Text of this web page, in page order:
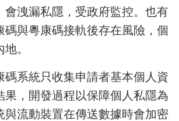
會洩漏私隱，受政府監控。也有
碼與粵康碼接軌後存在風險，個
。
碼系統只收集申請者基本個人資
果，開發過程以保障個人私隱為
與流動裝置在傳送數據時會加密